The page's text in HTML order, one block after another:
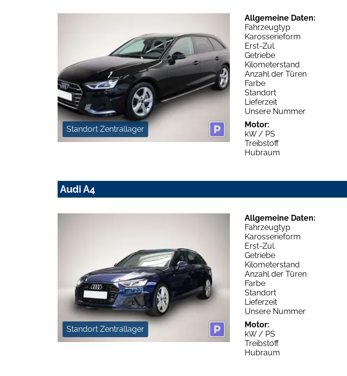
Standort Zentrallager
Allgemeine Daten:
Fahrzeugtyp
Karosserieform
Erst-Zul.
Getriebe
Kilometerstand
Anzahl der Türen
Farbe
Standort
Lieferzeit
Unsere Nummer
Motor:
kW / PS
Treibstoff
Hubraum
Audi A4
Standort Zentrallager
Allgemeine Daten:
Fahrzeugtyp
Karosserieform
Erst-Zul.
Getriebe
Kilometerstand
Anzahl der Türen
Farbe
Standort
Lieferzeit
Unsere Nummer
Motor:
kW / PS
Treibstoff
Hubraum